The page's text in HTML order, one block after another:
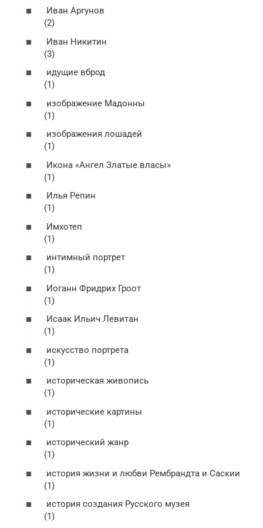
Иван Аргунов
(2)
Иван Никитин
(3)
идущие вброд
(1)
изображение Мадонны
(1)
изображения лошадей
(1)
Икона «Ангел Златые власы»
(1)
Илья Репин
(1)
Имхотеп
(1)
интимный портрет
(1)
Иоганн Фридрих Гроот
(1)
Исаак Ильич Левитан
(1)
искусство портрета
(1)
историческая живопись
(1)
исторические картины
(1)
исторический жанр
(1)
история жизни и любви Рембрандта и Саскии
(1)
история создания Русского музея
(1)